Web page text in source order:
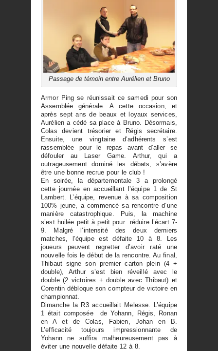
Passage de témoin entre Aurélien et Bruno
Armor Ping se réunissait ce samedi pour son
Assemblée générale. A cette occasion, et
après sept ans de beaux et loyaux services,
Aurélien a cédé sa place à Bruno. Désormais,
Colas devient trésorier et Régis secrétaire.
Ensuite, une vingtaine d’adhérents s’est
rassemblée pour le repas avant d’aller se
défouler au Laser Game. Arthur, qui a
outrageusement dominé les débats, s’avère
être une bonne recrue pour le club !
En soirée, la départementale 3 a prolongé
cette journée en accueillant l’équipe 1 de St
Lambert. L’équipe, revenue à sa composition
100% jeune, a commencé sa rencontre d’une
manière catastrophique. Puis, la machine
s’est huilée petit à petit pour réduire l’écart 7-
9. Malgré l’intensité des deux derniers
matches, l’équipe est défaite 10 à 8. Les
joueurs peuvent regretter d’avoir raté une
nouvelle fois le début de la rencontre. Au final,
Thibaut signe son premier carton plein (4 +
double), Arthur s’est bien réveillé avec le
double (2 victoires + double avec Thibaut) et
Corentin débloque son compteur de victoire en
championnat.
Dimanche la R3 accueillait Melesse. L’équipe
1 était composée de Yohann, Régis, Ronan
en A et de Colas, Fabien, Johan en B.
L’efficacité toujours impressionnante de
Yohann ne suffira malheureusement pas à
éviter une nouvelle défaite 12 à 8.